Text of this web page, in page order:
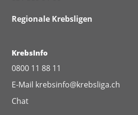
Regionale Krebsligen
KrebsInfo
0800 11 88 11
E-Mail krebsinfo@krebsliga.ch
Chat